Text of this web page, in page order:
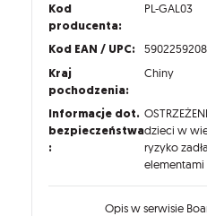
Kod
producenta:
PL-GAL03
Kod EAN / UPC:
Kraj
pochodzenia:
Chiny
Informacje dot.
bezpieczeństwa
:
dzieci w
ryzyko
elementami
Opis w serwisie